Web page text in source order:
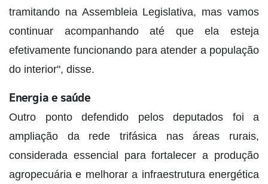
tramitando na Assembleia Legislativa, mas vamos
continuar acompanhando até que ela esteja
efetivamente funcionando para atender a população
do interior", disse.
Energia e saúde
Outro ponto defendido pelos deputados foi a
ampliação da rede trifásica nas áreas rurais,
considerada essencial para fortalecer a produção
agropecuária e melhorar a infraestrutura energética